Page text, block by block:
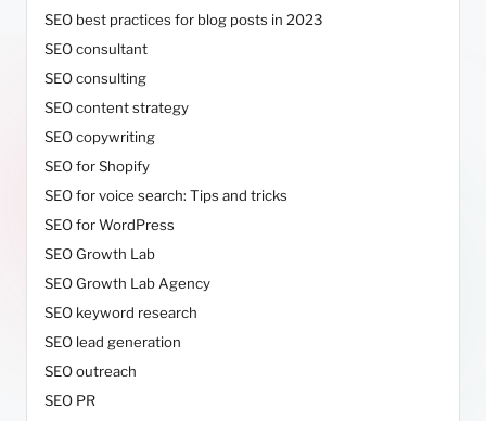
SEO best practices for blog posts in 2023
SEO consultant
SEO consulting
SEO content strategy
SEO copywriting
SEO for Shopify
SEO for voice search: Tips and tricks
SEO for WordPress
SEO Growth Lab
SEO Growth Lab Agency
SEO keyword research
SEO lead generation
SEO outreach
SEO PR